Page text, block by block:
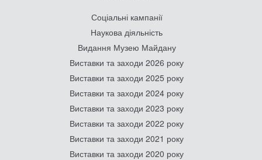
Соціальні кампанії
Наукова діяльність
Видання Музею Майдану
Виставки та заходи 2026 року
Виставки та заходи 2025 року
Виставки та заходи 2024 року
Виставки та заходи 2023 року
Виставки та заходи 2022 року
Виставки та заходи 2021 року
Виставки та заходи 2020 року